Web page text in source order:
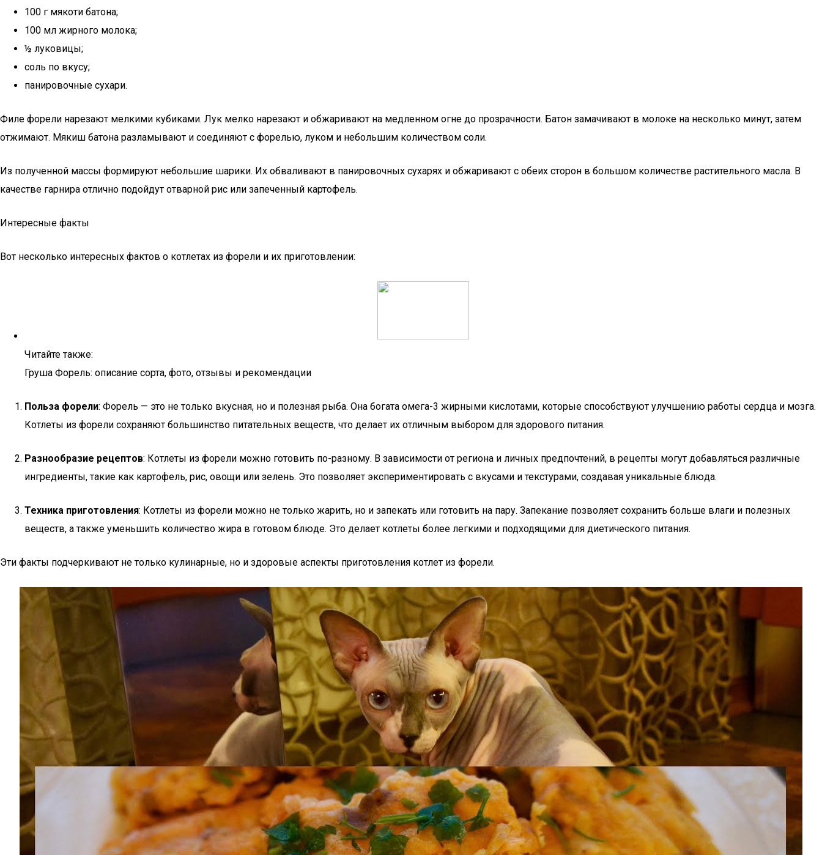
100 г мякоти батона;
100 мл жирного молока;
½ луковицы;
соль по вкусу;
панировочные сухари.
Филе форели нарезают мелкими кубиками. Лук мелко нарезают и обжаривают на медленном огне до прозрачности. Батон замачивают в молоке на несколько минут, затем
отжимают. Мякиш батона разламывают и соединяют с форелью, луком и небольшим количеством соли.
Из полученной массы формируют небольшие шарики. Их обваливают в панировочных сухарях и обжаривают с обеих сторон в большом количестве растительного масла. В
качестве гарнира отлично подойдут отварной рис или запеченный картофель.
Интересные факты
Вот несколько интересных фактов о котлетах из форели и их приготовлении:
Читайте также:
Груша Форель: описание сорта, фото, отзывы и рекомендации
Польза форели: Форель — это не только вкусная, но и полезная рыба. Она богата омега-3 жирными кислотами, которые способствуют улучшению работы сердца и мозга.
Котлеты из форели сохраняют большинство питательных веществ, что делает их отличным выбором для здорового питания.
Разнообразие рецептов: Котлеты из форели можно готовить по-разному. В зависимости от региона и личных предпочтений, в рецепты могут добавляться различные
ингредиенты, такие как картофель, рис, овощи или зелень. Это позволяет экспериментировать с вкусами и текстурами, создавая уникальные блюда.
Техника приготовления: Котлеты из форели можно не только жарить, но и запекать или готовить на пару. Запекание позволяет сохранить больше влаги и полезных
веществ, а также уменьшить количество жира в готовом блюде. Это делает котлеты более легкими и подходящими для диетического питания.
Эти факты подчеркивают не только кулинарные, но и здоровые аспекты приготовления котлет из форели.